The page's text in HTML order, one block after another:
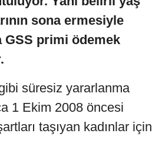
sona ermesiyle
primi ödemek
süresiz yararlanma
1 Ekim 2008 öncesi
taşıyan kadınlar için